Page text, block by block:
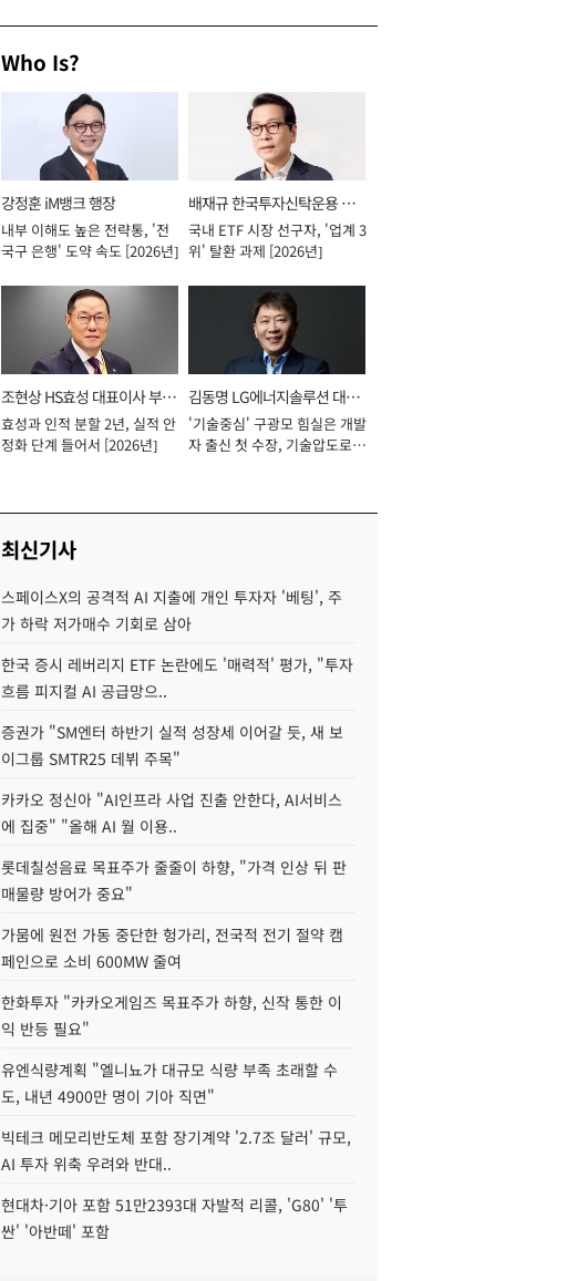
Who Is?
강정훈 iM뱅크 행장
내부 이해도 높은 전략통, '전
국구 은행' 도약 속도 [2026년]
배재규 한국투자신탁운용 대
표이사 사장
국내 ETF 시장 선구자, '업계 3
위' 탈환 과제 [2026년]
조현상 HS효성 대표이사 부회
장
효성과 인적 분할 2년, 실적 안
정화 단계 들어서 [2026년]
김동명 LG에너지솔루션 대표
이사 사장
'기술중심' 구광모 힘실은 개발
자 출신 첫 수장, 기술압도로
최신기사
스페이스X의 공격적 AI 지출에 개인 투자자 '베팅', 주
가 하락 저가매수 기회로 삼아
한국 증시 레버리지 ETF 논란에도 '매력적' 평가, "투자
흐름 피지컬 AI 공급망으..
증권가 "SM엔터 하반기 실적 성장세 이어갈 듯, 새 보
이그룹 SMTR25 데뷔 주목"
카카오 정신아 "AI인프라 사업 진출 안한다, AI서비스
에 집중" "올해 AI 월 이용..
롯데칠성음료 목표주가 줄줄이 하향, "가격 인상 뒤 판
매물량 방어가 중요"
가뭄에 원전 가동 중단한 헝가리, 전국적 전기 절약 캠
페인으로 소비 600MW 줄여
한화투자 "카카오게임즈 목표주가 하향, 신작 통한 이
익 반등 필요"
유엔식량계획 "엘니뇨가 대규모 식량 부족 초래할 수
도, 내년 4900만 명이 기아 직면"
빅테크 메모리반도체 포함 장기계약 '2.7조 달러' 규모,
AI 투자 위축 우려와 반대..
현대차·기아 포함 51만2393대 자발적 리콜, 'G80' '투
싼' '아반떼' 포함